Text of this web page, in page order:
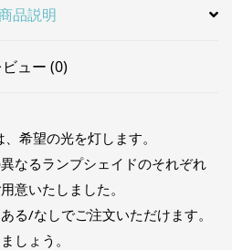
品説明
ビュー (0)
希望の光を灯します。
なるランプシェイドのそれぞれ
意いたしました。
る/なしでご注文いただけます。
しょう。